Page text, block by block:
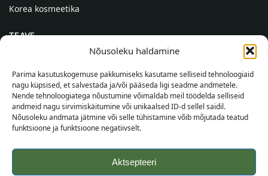
Nõusoleku haldamine
Parima kasutuskogemuse pakkumiseks kasutame selliseid tehnoloogiaid
nagu küpsised, et salvestada ja/või pääseda ligi seadme andmetele.
Nende tehnoloogiatega nõustumine võimaldab meil töödelda selliseid
andmeid nagu sirvimiskäitumine või unikaalsed ID-d sellel saidil.
Nõusoleku andmata jätmine või selle tühistamine võib mõjutada teatud
funktsioone ja funktsioone negatiivselt.
Aktsepteeri
Korea kosmeetika
TEAVE
Kontaktid
Abi
TEAVE OSTJALE
Tarnetingimused
Tingimused